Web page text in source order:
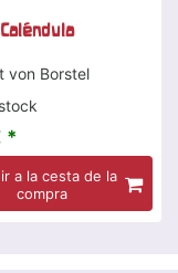
von Borstel
*
a la cesta de la
compra